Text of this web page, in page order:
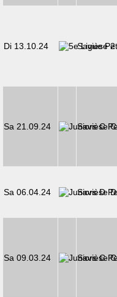
Di 13.10.24 Savièse 2
Sa 21.09.24 Savièse C
Sa 06.04.24 Savièse D
Sa 09.03.24 Savièse C